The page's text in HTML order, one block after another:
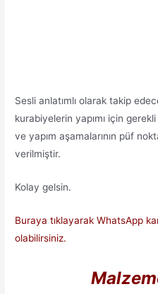
Sesli anlatımlı olarak takip
kurabiyelerin yapımı için
ve yapım aşamalarının püf
verilmiştir.
Kolay gelsin.
Buraya tıklayarak WhatsApp
olabilirsiniz.